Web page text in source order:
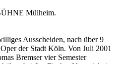
Mülheim.
Ausscheiden, nach über 9
der Stadt Köln. Von Juli 2001
Bremser vier Semester